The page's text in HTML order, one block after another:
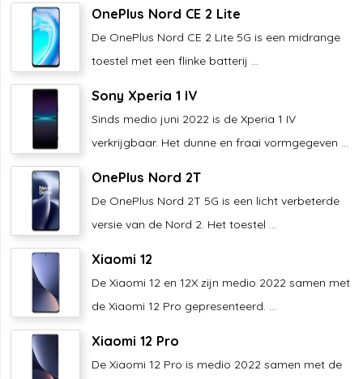
OnePlus Nord CE 2 Lite
De OnePlus Nord CE 2 Lite 5G is een midrange
toestel met een flinke batterij ...
Sony Xperia 1 IV
Sinds medio juni 2022 is de Xperia 1 IV
verkrijgbaar. Het dunne en fraai vormgegeven ...
OnePlus Nord 2T
De OnePlus Nord 2T 5G is een licht verbeterde
versie van de Nord 2. Het toestel ...
Xiaomi 12
De Xiaomi 12 en 12X zijn medio 2022 samen met
de Xiaomi 12 Pro gepresenteerd. ...
Xiaomi 12 Pro
De Xiaomi 12 Pro is medio 2022 samen met de